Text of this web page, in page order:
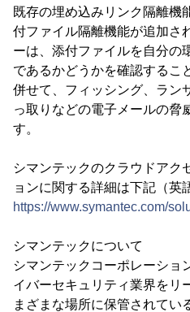
既存の埋め込みリンク隔離機
付ファイル隔離機能が追加さ
ーは、添付ファイルを自分の
であるかどうかを確認するこ
併せて、フィッシング、ラン
っ取りなどの電子メールの脅
す。
シマンテックのクラウドアク
ョンに関する詳細は下記（英
https://www.symantec.com/
シマンテックについて
シマンテックコーポレーショ
イバーセキュリティ業界をリ
まざまな場所に保管されてい